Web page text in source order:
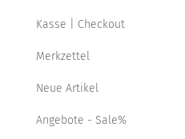
Kasse | Checkout
Merkzettel
Neue Artikel
Angebote - Sale%